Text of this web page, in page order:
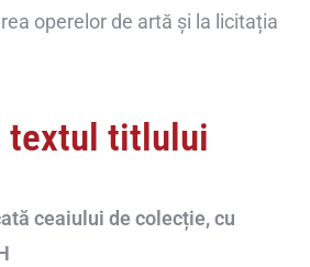
operelor de artă și la licitația
textul titlului
ceaiului de colecție, cu